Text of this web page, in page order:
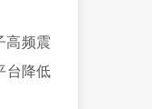
高频震
台降低